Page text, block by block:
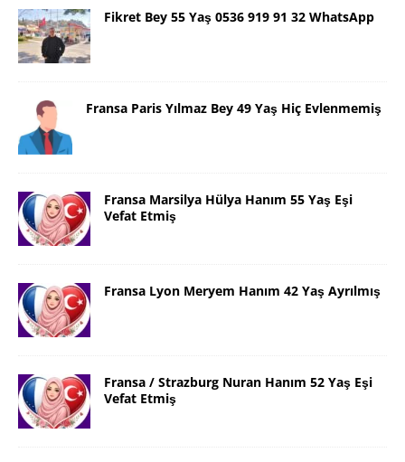
Fikret Bey 55 Yaş 0536 919 91 32 WhatsApp
Fransa Paris Yılmaz Bey 49 Yaş Hiç Evlenmemiş
Fransa Marsilya Hülya Hanım 55 Yaş Eşi
Vefat Etmiş
Fransa Lyon Meryem Hanım 42 Yaş Ayrılmış
Fransa / Strazburg Nuran Hanım 52 Yaş Eşi
Vefat Etmiş